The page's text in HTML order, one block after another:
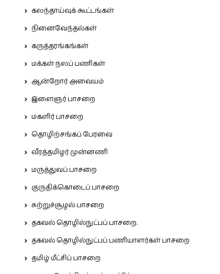
கலந்தாய்வுக் கூட்டங்கள்
நினைவேந்தல்கள்
கருத்தரங்கங்கள்
மக்கள் நலப் பணிகள்
ஆன்றோர் அவையம்
இளைஞர் பாசறை
மகளிர் பாசறை
தொழிற்சங்கப் பேரவை
வீரத்தமிழர் முன்னணி
மருத்துவப் பாசறை
குருதிக்கொடைப் பாசறை
சுற்றுச்சூழல் பாசறை
தகவல் தொழில்நுட்பப் பாசறை.
தகவல் தொழில்நுட்பப் பணியாளர்கள் பாசறை
தமிழ் மீட்சிப் பாசறை